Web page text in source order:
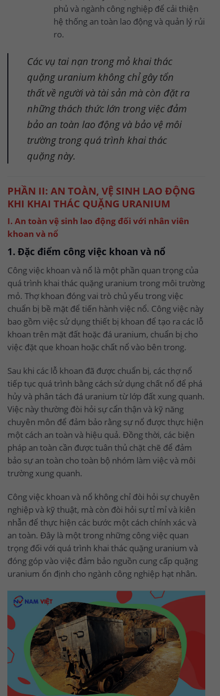
phủ và ngành công nghiệp để cải thiện
hệ thống an toàn lao động và quản lý rủi
ro.
Các vụ tai nạn trong mỏ khai thác
quặng uranium không chỉ gây tổn
thất về người và tài sản mà còn đặt ra
những thách thức lớn trong việc đảm
bảo an toàn lao động và bảo vệ môi
trường trong quá trình khai thác
quặng này.
PHẦN II: AN TOÀN, VỆ SINH LAO ĐỘNG
KHI KHAI THÁC QUẶNG URANIUM
I. An toàn vệ sinh lao động đối với nhân viên
khoan và nổ
1. Đặc điểm công việc khoan và nổ
Công việc khoan và nổ là một phần quan trọng của
quá trình khai thác quặng uranium trong môi trường
mỏ. Thợ khoan đóng vai trò chủ yếu trong việc
chuẩn bị bề mặt để tiến hành việc nổ. Công việc này
bao gồm việc sử dụng thiết bị khoan để tạo ra các lỗ
khoan trên mặt đất hoặc đá uranium, chuẩn bị cho
việc đặt que khoan hoặc chất nổ vào bên trong.
Sau khi các lỗ khoan đã được chuẩn bị, các thợ nổ
tiếp tục quá trình bằng cách sử dụng chất nổ để phá
hủy và phân tách đá uranium từ lớp đất xung quanh.
Việc này thường đòi hỏi sự cẩn thận và kỹ năng
chuyên môn để đảm bảo rằng sự nổ được thực hiện
một cách an toàn và hiệu quả. Đồng thời, các biện
pháp an toàn cần được tuân thủ chặt chẽ để đảm
bảo sự an toàn cho toàn bộ nhóm làm việc và môi
trường xung quanh.
Công việc khoan và nổ không chỉ đòi hỏi sự chuyên
nghiệp và kỹ thuật, mà còn đòi hỏi sự tỉ mỉ và kiên
nhẫn để thực hiện các bước một cách chính xác và
an toàn. Đây là một trong những công việc quan
trọng đối với quá trình khai thác quặng uranium và
đóng góp vào việc đảm bảo nguồn cung cấp quặng
uranium ổn định cho ngành công nghiệp hạt nhân.